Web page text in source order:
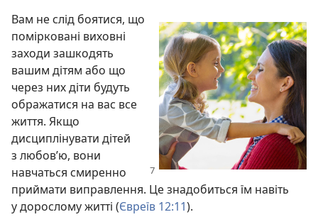
Вам не слід боятися, що
помірковані виховні
заходи зашкодять
вашим дітям або що
через них діти будуть
ображатися на вас все
життя. Якщо
дисциплінувати дітей
з любов’ю, вони
навчаться смиренно
приймати виправлення. Це знадобиться їм навіть
у дорослому житті (Євреїв 12:11).